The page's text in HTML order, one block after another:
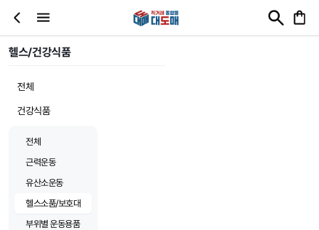
헬스/건강식품
전체
건강식품
전체
근력운동
유산소운동
헬스소품/보호대
부위별 운동용품